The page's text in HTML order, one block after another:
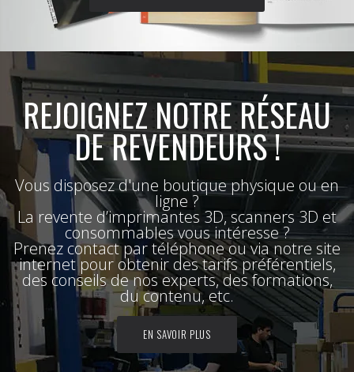
REJOIGNEZ NOTRE RÉSEAU
DE REVENDEURS !
Vous disposez d'une boutique physique ou en
ligne ?
La revente d’imprimantes 3D, scanners 3D et
consommables vous intéresse ?
Prenez contact par téléphone ou via notre site
internet pour obtenir des tarifs préférentiels,
des conseils de nos experts, des formations,
du contenu, etc.
EN SAVOIR PLUS